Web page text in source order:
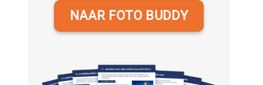
NAAR FOTO BUDDY